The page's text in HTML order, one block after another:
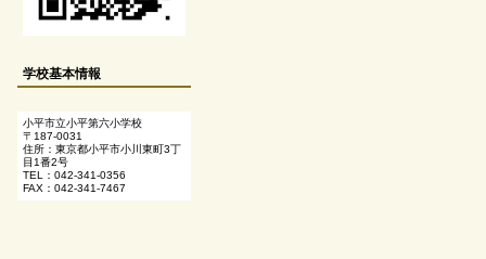
学校基本情報
小平市立小平第六小学校
〒187-0031
住所：東京都小平市小川東町3丁
目1番2号
TEL：042-341-0356
FAX：042-341-7467